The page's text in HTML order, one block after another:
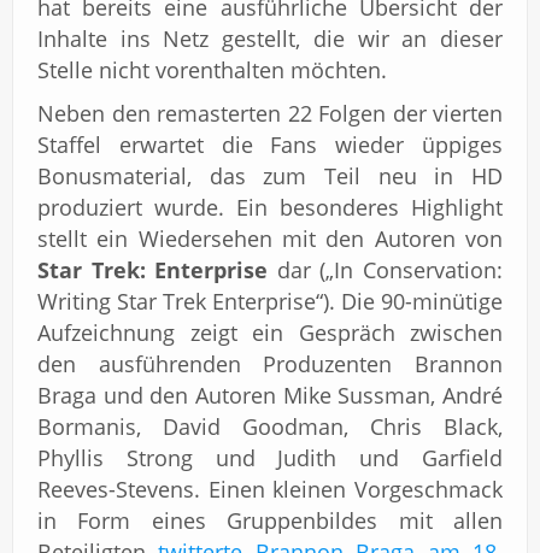
hat bereits eine ausführliche Übersicht der
Inhalte ins Netz gestellt, die wir an dieser
Stelle nicht vorenthalten möchten.
Neben den remasterten 22 Folgen der vierten
Staffel erwartet die Fans wieder üppiges
Bonusmaterial, das zum Teil neu in HD
produziert wurde. Ein besonderes Highlight
stellt ein Wiedersehen mit den Autoren von
Star Trek: Enterprise dar („In Conservation:
Writing Star Trek Enterprise“). Die 90-minütige
Aufzeichnung zeigt ein Gespräch zwischen
den ausführenden Produzenten Brannon
Braga und den Autoren Mike Sussman, André
Bormanis, David Goodman, Chris Black,
Phyllis Strong und Judith und Garfield
Reeves-Stevens. Einen kleinen Vorgeschmack
in Form eines Gruppenbildes mit allen